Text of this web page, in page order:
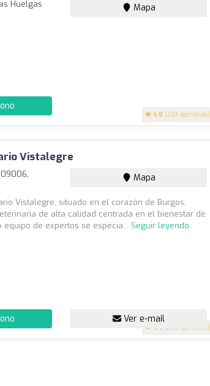
4.8 (233 opiniones)
Huelgas
Mapa
Vistalegre
4.4 (253 opiniones)
09006,
Mapa
Vistalegre, situado en el corazón de Burgos,
de alta calidad centrada en el bienestar de
equipo de expertos se especia... Seguir leyendo
Ver e-mail